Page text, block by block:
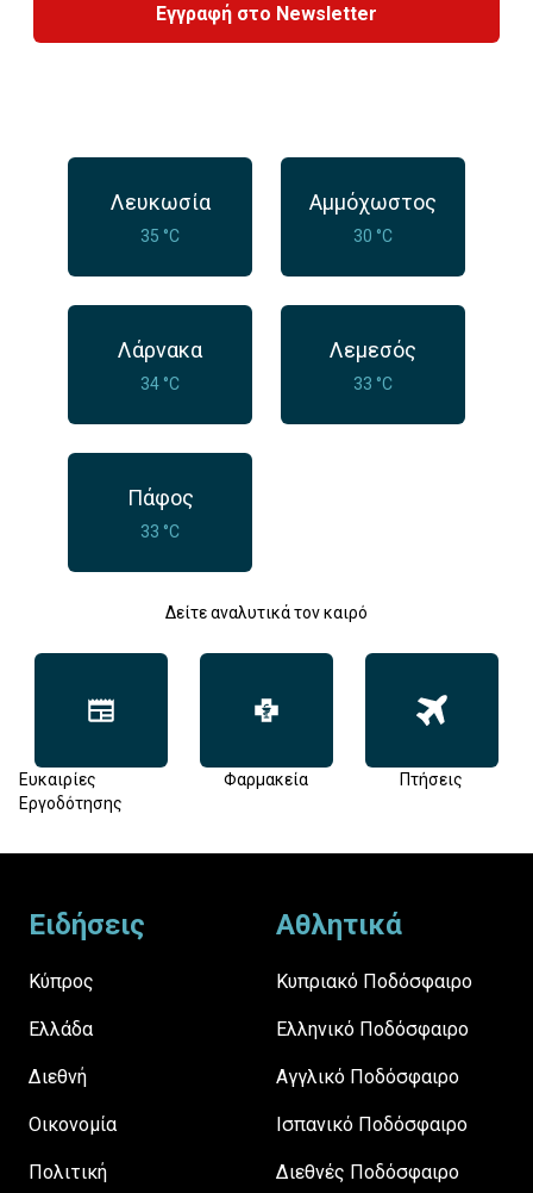
Εγγραφή στο Newsletter
Λευκωσία
35 °C
Αμμόχωστος
30 °C
Λάρνακα
34 °C
Λεμεσός
33 °C
Πάφος
33 °C
Δείτε αναλυτικά τον καιρό
Ευκαιρίες
Εργοδότησης
Φαρμακεία Πτήσεις
Ειδήσεις
Κύπρος
Ελλάδα
Διεθνή
Οικονομία
Πολιτική
Αθλητικά
Κυπριακό Ποδόσφαιρο
Ελληνικό Ποδόσφαιρο
Αγγλικό Ποδόσφαιρο
Ισπανικό Ποδόσφαιρο
Διεθνές Ποδόσφαιρο